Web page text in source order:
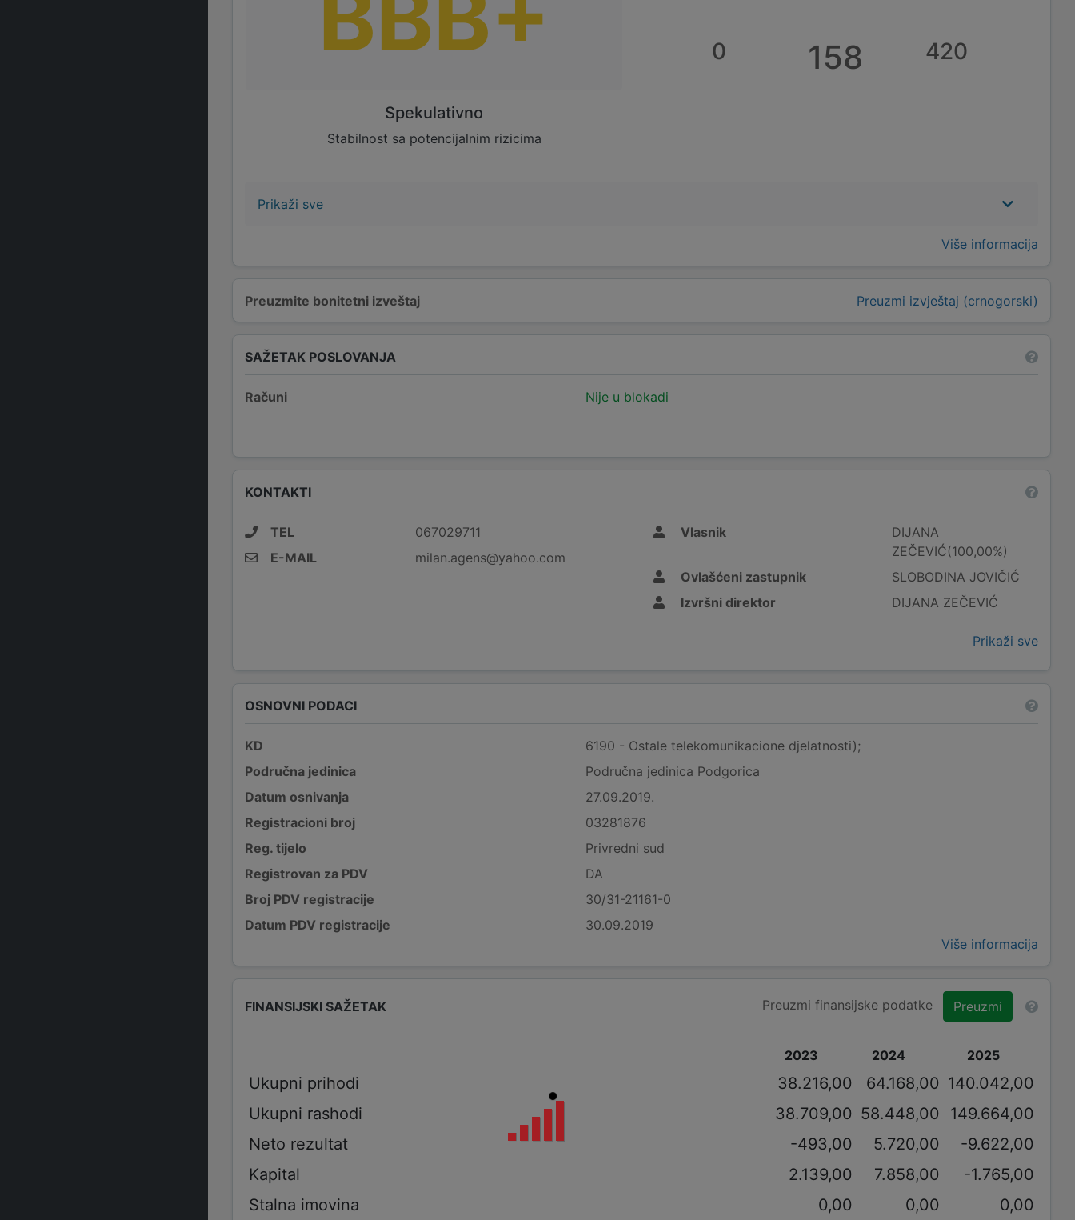
Preuzmite bonitetni izveštaj Preuzmi izvještaj (crnogorski)
Spekulativno
Stabilnost sa potencijalnim rizicima
0 158 420
Prikaži sve
Više informacija
SAŽETAK POSLOVANJA
Računi Nije u blokadi
KONTAKTI
TEL
067029711
E-MAIL
milan.agens@yahoo.com
Vlasnik
DIJANA
ZEČEVIĆ(100,00%)
Ovlašćeni zastupnik
SLOBODINA JOVIČIĆ
Izvršni direktor
DIJANA ZEČEVIĆ
Prikaži sve
OSNOVNI PODACI
KD
6190 - Ostale telekomunikacione djelatnosti);
Područna jedinica
Područna jedinica Podgorica
Datum osnivanja
27.09.2019.
Registracioni broj
03281876
Reg. tijelo
Privredni sud
Registrovan za PDV
DA
Broj PDV registracije
30/31-21161-0
Datum PDV registracije
30.09.2019
Više informacija
FINANSIJSKI SAŽETAK Preuzmi finansijske podatke Preuzmi
2023 2024 2025
Ukupni prihodi 38.216,00 64.168,00 140.042,00
Ukupni rashodi
38.709,00 58.448,00
149.664,00
Neto rezultat
-493,00 5.720,00
-9.622,00
Kapital
2.139,00 7.858,00
-1.765,00
Stalna imovina
0,00 0,00
0,00